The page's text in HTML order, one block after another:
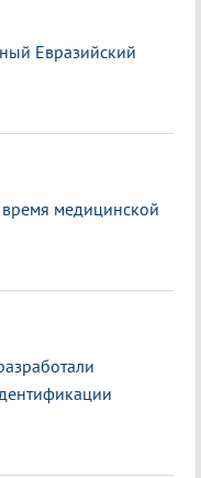
Евразийский
время медицинской